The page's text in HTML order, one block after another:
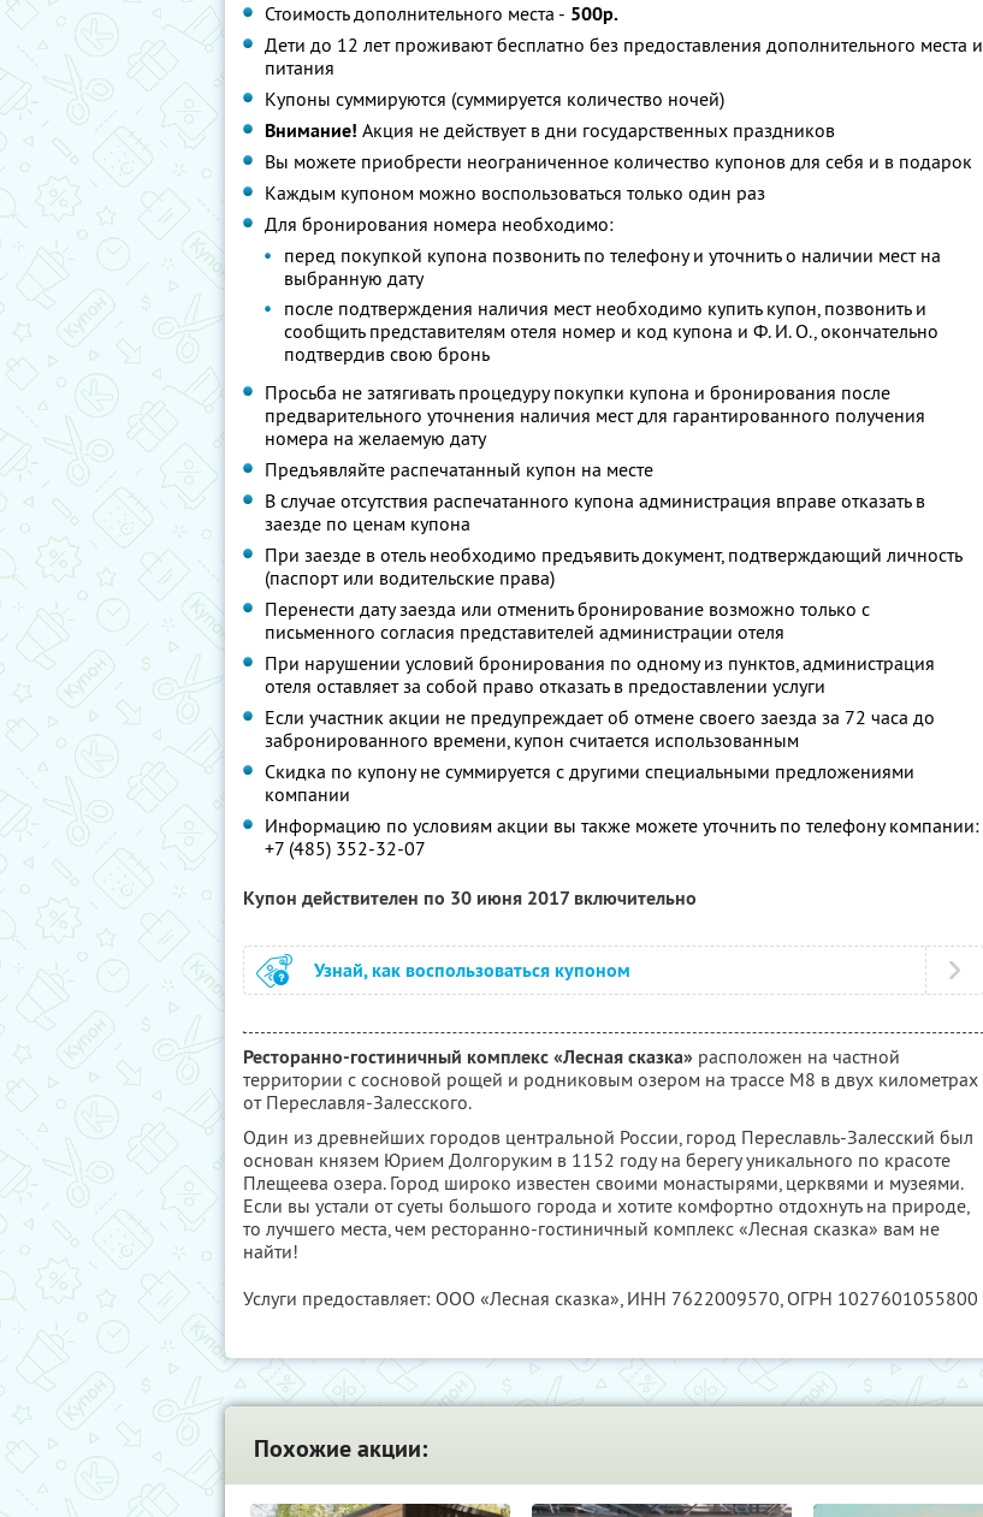
Стоимость дополнительного места - 500р.
Дети до 12 лет проживают бесплатно без предоставления дополнительного места и
питания
Купоны суммируются (суммируется количество ночей)
Внимание! Акция не действует в дни государственных праздников
Вы можете приобрести неограниченное количество купонов для себя и в подарок
Каждым купоном можно воспользоваться только один раз
Для бронирования номера необходимо:
перед покупкой купона позвонить по телефону и уточнить о наличии мест на
выбранную дату
после подтверждения наличия мест необходимо купить купон, позвонить и
сообщить представителям отеля номер и код купона и Ф. И. О., окончательно
подтвердив свою бронь
Просьба не затягивать процедуру покупки купона и бронирования после
предварительного уточнения наличия мест для гарантированного получения
номера на желаемую дату
Предъявляйте распечатанный купон на месте
В случае отсутствия распечатанного купона администрация вправе отказать в
заезде по ценам купона
При заезде в отель необходимо предъявить документ, подтверждающий личность
(паспорт или водительские права)
Перенести дату заезда или отменить бронирование возможно только с
письменного согласия представителей администрации отеля
При нарушении условий бронирования по одному из пунктов, администрация
отеля оставляет за собой право отказать в предоставлении услуги
Если участник акции не предупреждает об отмене своего заезда за 72 часа до
забронированного времени, купон считается использованным
Скидка по купону не суммируется с другими специальными предложениями
компании
Информацию по условиям акции вы также можете уточнить по телефону компании:
+7 (485) 352-32-07
Купон действителен по 30 июня 2017 включительно
Узнай, как воспользоваться купоном
Ресторанно-гостиничный комплекс «Лесная сказка» расположен на частной
территории с сосновой рощей и родниковым озером на трассе М8 в двух километрах
от Переславля-Залесского.
Один из древнейших городов центральной России, город Переславль-Залесский был
основан князем Юрием Долгоруким в 1152 году на берегу уникального по красоте
Плещеева озера. Город широко известен своими монастырями, церквями и музеями.
Если вы устали от суеты большого города и хотите комфортно отдохнуть на природе,
то лучшего места, чем ресторанно-гостиничный комплекс «Лесная сказка» вам не
найти!
Услуги предоставляет: ООО «Лесная сказка», ИНН 7622009570, ОГРН 1027601055800
Похожие акции: